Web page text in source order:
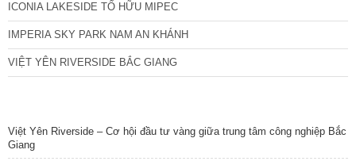
ICONIA LAKESIDE TỐ HỮU MIPEC
IMPERIA SKY PARK NAM AN KHÁNH
VIỆT YÊN RIVERSIDE BẮC GIANG
Việt Yên Riverside – Cơ hội đầu tư vàng giữa trung tâm công nghiệp Bắc
Giang